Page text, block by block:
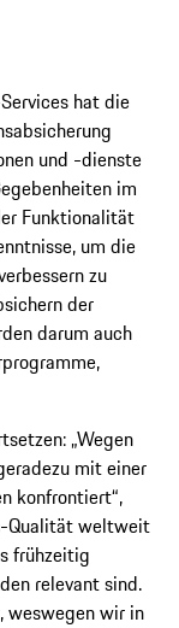
hat die
und -dienste
im
Funktionalität
um die
zu
der
darum auch
„Wegen
mit einer
konfrontiert“,
Qualität weltweit
frühzeitig
relevant sind.
weswegen wir in